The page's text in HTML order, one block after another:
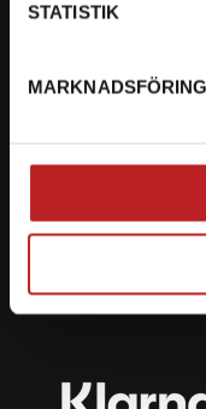
STATISTIK
MARKNADSFÖRING
Ryckepungsvägen 3,
Vi erbjuder flera
skyddade med